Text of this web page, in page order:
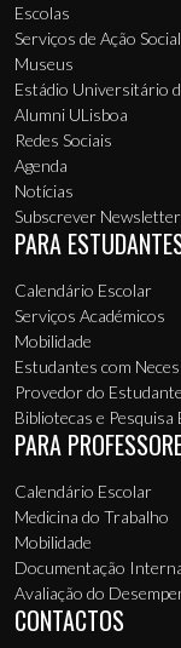
Escolas
Serviços de Ação Social
Museus
Estádio Universitário
Alumni ULisboa
Redes Sociais
Agenda
Notícias
Subscrever Newsletter
PARA
Calendário Escolar
Serviços Académicos
Mobilidade
Estudantes com
Provedor do Estudante
Bibliotecas e Pesquisa
PARA
Calendário Escolar
Medicina do Trabalho
Mobilidade
Documentação
Avaliação do
CONTACTOS